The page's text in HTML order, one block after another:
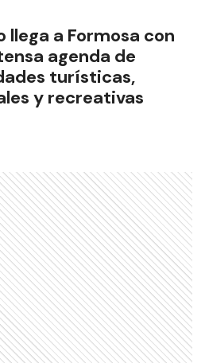
llega a Formosa con
agenda de
turísticas,
y recreativas